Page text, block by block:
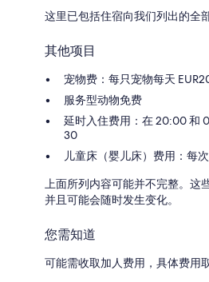
这里已包括住宿向我们列出的全
其他项目
宠物费：每只宠物每天
服务型动物免费
延时入住费用：在 20:00 和
30
儿童床（婴儿床）费用：每
上面所列内容可能并不完整。这
并且可能会随时发生变化。
您需知道
可能需收取加人费用，具体费用